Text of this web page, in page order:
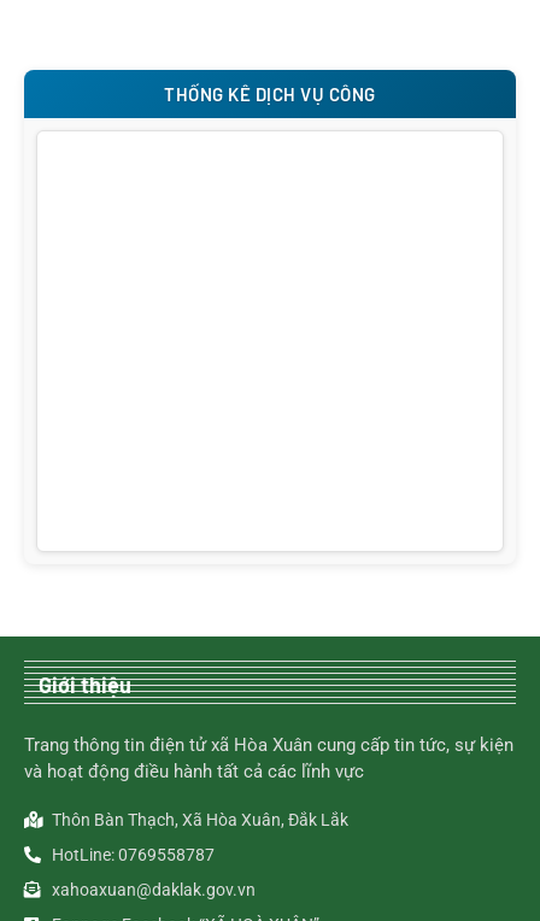
THỐNG KÊ DỊCH VỤ CÔNG
Giới thiệu
Trang thông tin điện tử xã Hòa Xuân cung cấp tin tức, sự kiện
và hoạt động điều hành tất cả các lĩnh vực
Thôn Bàn Thạch, Xã Hòa Xuân, Đắk Lắk
HotLine: 0769558787
xahoaxuan@daklak.gov.vn